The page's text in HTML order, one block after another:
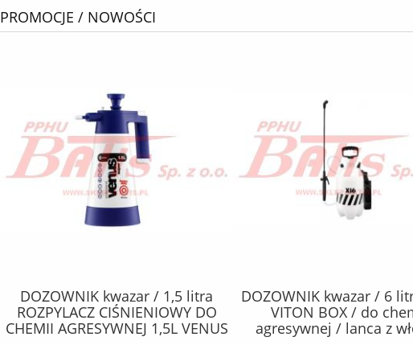
PROMOCJE / NOWOŚCI
DOZOWNIK kwazar / 1,5 litra
ROZPYLACZ CIŚNIENIOWY DO
CHEMII AGRESYWNEJ 1,5L VENUS
DOZOWNIK kwazar / 6
VITON BOX / do
agresywnej / lanca z